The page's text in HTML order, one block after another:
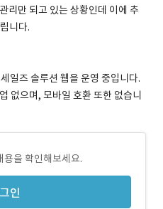
리만 되고 있는 상황인데 이에 추
니다.
일즈 솔루션 웹을 운영 중입니다.
없으며, 모바일 호환 또한 없습니
용을 확인해보세요.
인